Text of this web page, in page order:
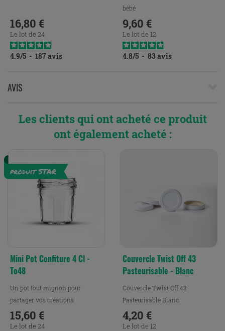
Prix
16,80 €
Le lot de 24
4.9/5 - 187avis
bébé
Prix
9,60 €
Le lot de 12
4.8/5 - 83 avis
AVIS
Les clients qui ont acheté ce produit
ont également acheté :
Mini Pot Confiture 4 Cl -
To48
Un pot tout mignon pour
partager vos créations
Prix
15,60 €
Le lot de 24
Couvercle Twist Off 43
Pasteurisable - Blanc
Couvercle Twist Off 43
Pasteurisable Blanc.
Prix
4,20 €
Le lot de 12